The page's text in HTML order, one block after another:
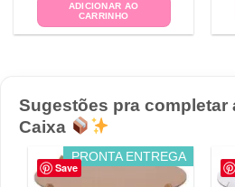
ADICIONAR AO
CARRINHO
Sugestões pra completar
Caixa
Save
PRONTA ENTREGA